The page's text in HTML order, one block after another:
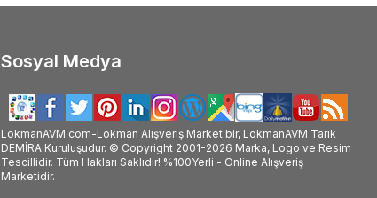
Sosyal Medya
LokmanAVM.com-Lokman Alışveriş Market bir, LokmanAVM Tarık
DEMİRA Kuruluşudur. © Copyright 2001-2026 Marka, Logo ve Resim
Tescillidir. Tüm Hakları Saklıdır! %100Yerli - Online Alışveriş
Marketidir.